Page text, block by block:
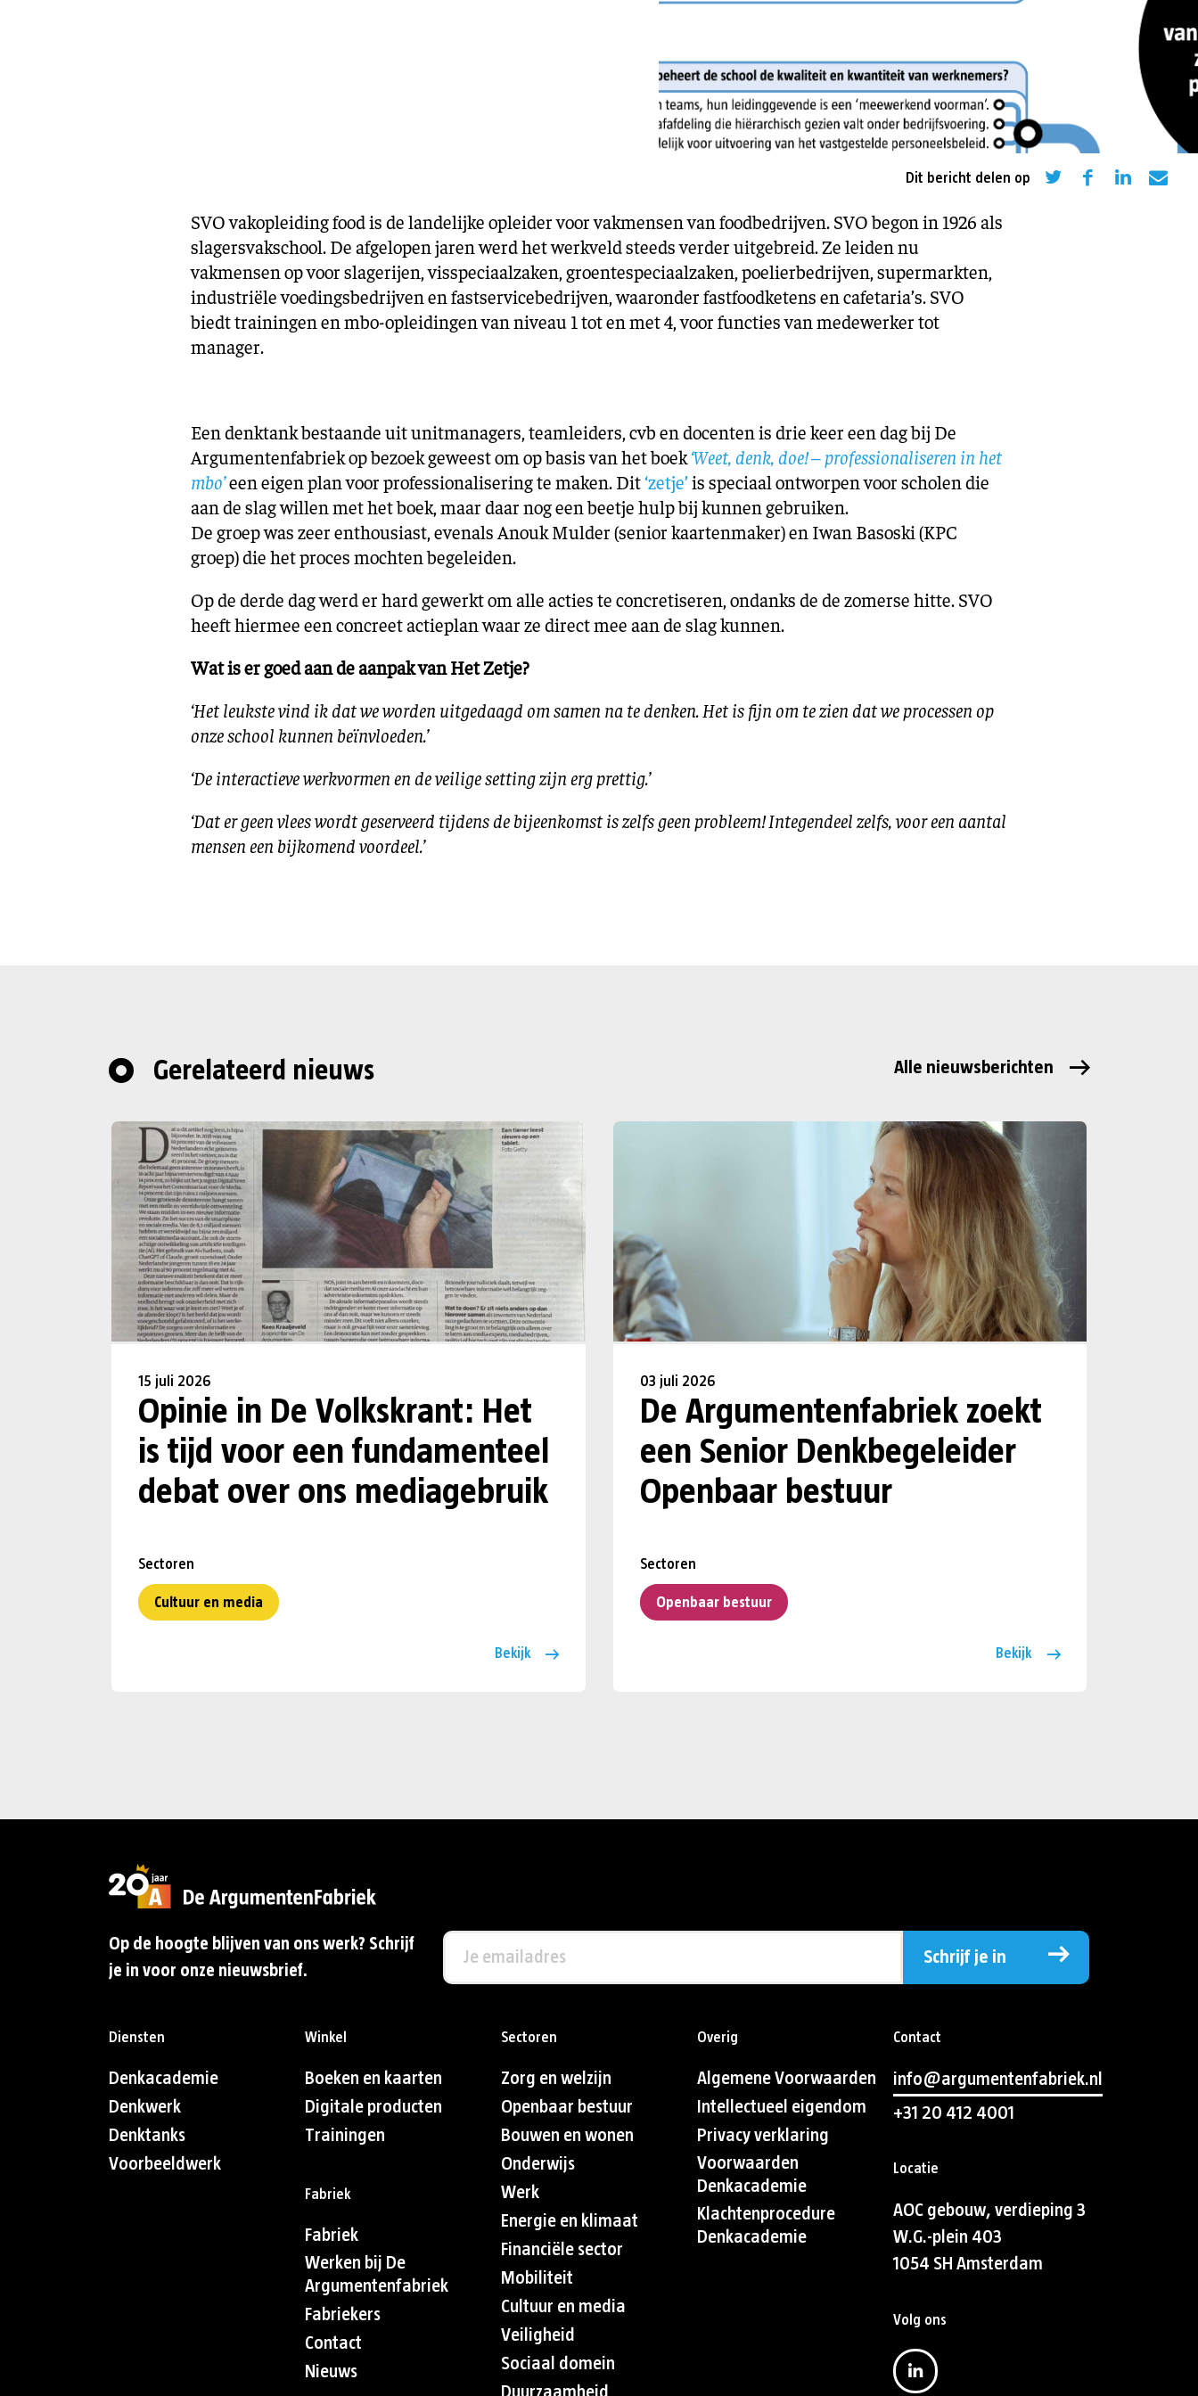
Training en ontwikkeling
Mobiliteit
Bouwen en
wonen
Financiële sector
Digitaal
Sport
Dit bericht delen op
SVO vakopleiding food is de landelijke opleider voor vakmensen van foodbedrijven.SVO begon in 1926 als
slagersvakschool. De afgelopen jaren werd het werkveld steeds verder uitgebreid. Ze leiden nu
vakmensen op voor slagerijen, visspeciaalzaken, groentespeciaalzaken, poelierbedrijven, supermarkten,
industriële voedingsbedrijven en fastservicebedrijven, waaronder fastfoodketens en cafetaria’s. SVO
biedt trainingen en mbo-opleidingen van niveau 1 tot en met 4, voor functies van medewerker tot
manager.
Een denktank bestaande uit unitmanagers, teamleiders, cvb en docenten is drie keer een dag bij De
Argumentenfabriek op bezoek geweest om op basis van het boek‘Weet, denk, doe! – professionaliseren in het
mbo’een eigen plan voor professionalisering te maken. Dit‘zetje’is speciaal ontworpen voor scholen die
aan de slag willen met het boek, maar daar nog een beetje hulp bij kunnen gebruiken.
De groep was zeer enthousiast, evenals Anouk Mulder (senior kaartenmaker) en Iwan Basoski (KPC
groep) die het proces mochten begeleiden.
Op de derde dag werd er hard gewerkt om alle acties te concretiseren, ondanks de de zomerse hitte. SVO
heeft hiermee een concreet actieplan waar ze direct mee aan de slag kunnen.
Wat is er goed aan de aanpak van Het Zetje?
‘Het leukste vind ik dat we worden uitgedaagd om samen na te denken. Het is fijn om te zien dat we processen op
onze school kunnen beïnvloeden.’
‘De interactieve werkvormen en de veilige setting zijn erg prettig.’
‘Dat er geen vlees wordt geserveerd tijdens de bijeenkomst is zelfs geen probleem! Integendeel zelfs, voor een aantal
mensen een bijkomend voordeel.’
Gerelateerd nieuws Alle nieuwsberichten
15 juli 2026
Opinie in De Volkskrant: Het
is tijd voor een fundamenteel
debat over ons mediagebruik
Sectoren
Cultuur en media
Bekijk
03 juli 2026
De Argumentenfabriek zoekt
een Senior Denkbegeleider
Openbaar bestuur
Sectoren
Openbaar bestuur
Bekijk
Op de hoogte blijven van ons werk? Schrijf
je in voor onze nieuwsbrief.
Schrijf je in
Diensten
Denkacademie
Denkwerk
Denktanks
Voorbeeldwerk
Winkel
Boeken en kaarten
Digitale producten
Trainingen
Fabriek
Fabriek
Werken bij De
Argumentenfabriek
Fabriekers
Contact
Nieuws
Sectoren
Zorg en welzijn
Openbaar bestuur
Bouwen en wonen
Onderwijs
Werk
Energie en klimaat
Financiële sector
Mobiliteit
Cultuur en media
Veiligheid
Sociaal domein
Duurzaamheid
Overig
Algemene Voorwaarden
Intellectueel eigendom
Privacy verklaring
Voorwaarden
Denkacademie
Klachtenprocedure
Denkacademie
Contact
info@argumentenfabriek.nl
+31 20 412 4001
Locatie
AOC gebouw, verdieping 3
W.G.-plein 403
1054 SH Amsterdam
Volg ons